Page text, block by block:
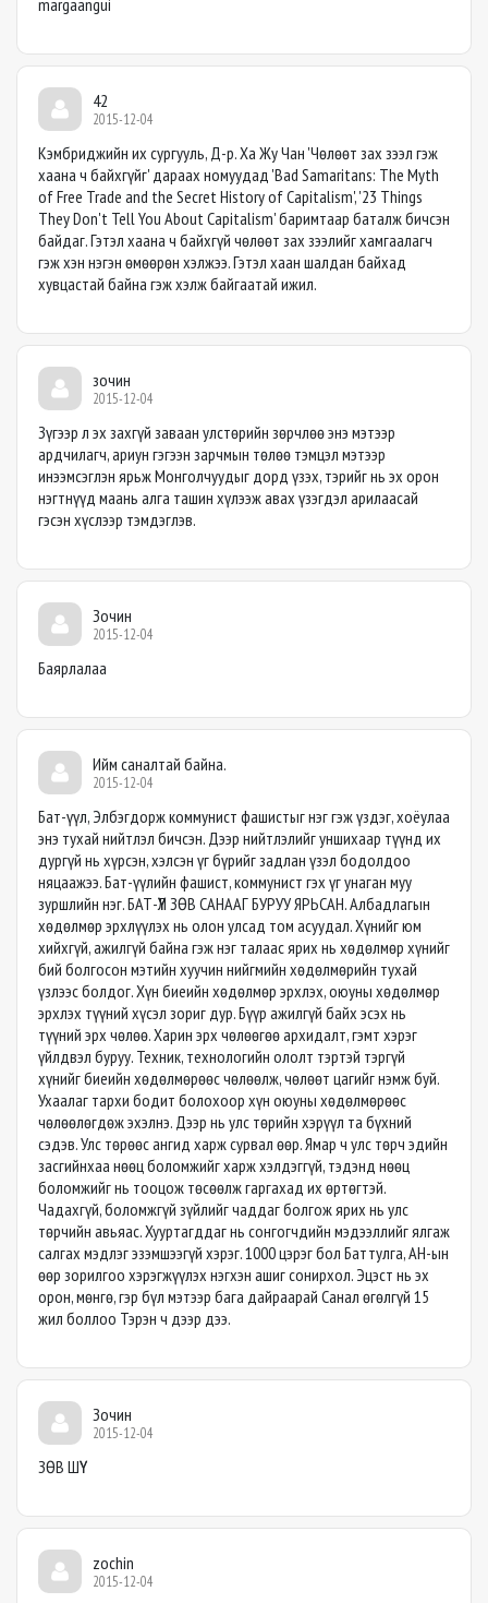
margaangui
42
2015-12-04
Кэмбриджийн их сургууль, Д-р. Ха Жу Чан 'Чөлөөт зах зээл гэж
хаана ч байхгүйг' дараах номуудад 'Bad Samaritans: The Myth
of Free Trade and the Secret History of Capitalism', '23 Things
They Don't Tell You About Capitalism' баримтаар баталж бичсэн
байдаг. Гэтэл хаана ч байхгүй чөлөөт зах зээлийг хамгаалагч
гэж хэн нэгэн өмөөрөн хэлжээ. Гэтэл хаан шалдан байхад
хувцастай байна гэж хэлж байгаатай ижил.
зочин
2015-12-04
Зүгээр л эх захгүй заваан улстөрийн зөрчлөө энэ мэтээр
ардчилагч, ариун гэгээн зарчмын төлөө тэмцэл мэтээр
инээмсэглэн ярьж Монголчуудыг дорд үзэх, тэрийг нь эх орон
нэгтнүүд маань алга ташин хүлээж авах үзэгдэл арилаасай
гэсэн хүслээр тэмдэглэв.
Зочин
2015-12-04
Баярлалаа
Ийм саналтай байна.
2015-12-04
Бат-үүл, Элбэгдорж коммунист фашистыг нэг гэж үздэг, хоёулаа
энэ тухай нийтлэл бичсэн. Дээр нийтлэлийг уншихаар түүнд их
дургүй нь хүрсэн, хэлсэн үг бүрийг задлан үзэл бодолдоо
няцаажээ. Бат-үүлийн фашист, коммунист гэх үг унаган муу
зуршлийн нэг. БАТ-ҮҮЛ ЗӨВ САНААГ БУРУУ ЯРЬСАН. Албадлагын
хөдөлмөр эрхлүүлэх нь олон улсад том асуудал. Хүнийг юм
хийхгүй, ажилгүй байна гэж нэг талаас ярих нь хөдөлмөр хүнийг
бий болгосон мэтийн хуучин нийгмийн хөдөлмөрийн тухай
үзлээс болдог. Хүн биеийн хөдөлмөр эрхлэх, оюуны хөдөлмөр
эрхлэх түүний хүсэл зориг дур. Бүүр ажилгүй байх эсэх нь
түүний эрх чөлөө. Харин эрх чөлөөгөө архидалт, гэмт хэрэг
үйлдвэл буруу. Техник, технологийн ололт тэртэй тэргүй
хүнийг биеийн хөдөлмөрөөс чөлөөлж, чөлөөт цагийг нэмж буй.
Ухаалаг тархи бодит болохоор хүн оюуны хөдөлмөрөөс
чөлөөлөгдөж эхэлнэ. Дээр нь улс төрийн хэрүүл та бүхний
сэдэв. Улс төрөөс ангид харж сурвал өөр. Ямар ч улс төрч эдийн
засгийнхаа нөөц боломжийг харж хэлдэггүй, тэдэнд нөөц
боломжийг нь тооцож төсөөлж гаргахад их өртөгтэй.
Чадахгүй, боломжгүй зүйлийг чаддаг болгож ярих нь улс
төрчийн авьяас. Хууртагддаг нь сонгогчдийн мэдээллийг ялгаж
салгах мэдлэг эзэмшээгүй хэрэг. 1000 цэрэг бол Баттулга, АН-ын
өөр зорилгоо хэрэгжүүлэх нэгхэн ашиг сонирхол. Эцэст нь эх
орон, мөнгө, гэр бүл мэтээр бага дайраарай Санал өгөлгүй 15
жил боллоо Тэрэн ч дээр дээ.
Зочин
2015-12-04
ЗӨВ ШҮҮ
zochin
2015-12-04